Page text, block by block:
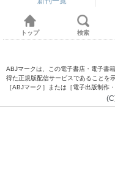
トップ 検索
ABJマークは、この電子書店・電子書
得た正規版配信サービスであることを
［ABJマーク］または［電子出版制作